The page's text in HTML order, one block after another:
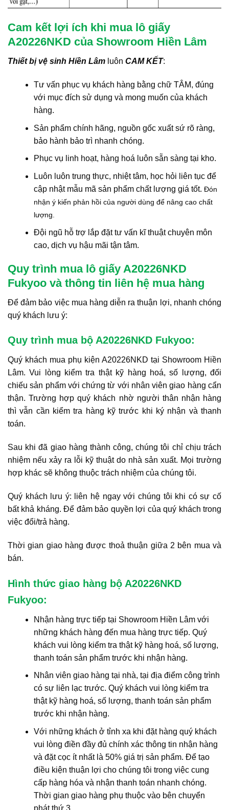
Cam kết lợi ích khi mua lô giấy
A20226NKD của Showroom Hiền Lâm
Thiết bị vệ sinh Hiền Lâm luôn CAM KẾT:
Tư vấn phục vụ khách hàng bằng chữ TÂM, đúng
với mục đích sử dụng và mong muốn của khách
hàng.
Sản phẩm chính hãng, nguồn gốc xuất sứ rõ ràng,
bảo hành bảo trì nhanh chóng.
Phục vụ linh hoạt, hàng hoá luôn sẵn sàng tại kho.
Luôn luôn trung thực, nhiệt tâm, học hỏi liên tục để
cập nhật mẫu mã sản phẩm chất lượng giá tốt. Đón
nhận ý kiến phản hồi của người dùng để nâng cao chất
lượng.
Đội ngũ hỗ trợ lắp đặt tư vấn kĩ thuật chuyên môn
cao, dịch vụ hậu mãi tận tâm.
Quy trình mua lô giấy A20226NKD
Fukyoo và thông tin liên hệ mua hàng
Để đảm bảo việc mua hàng diễn ra thuận lợi, nhanh chóng
quý khách lưu ý:
Quy trình mua bộ A20226NKD Fukyoo:
Quý khách mua phụ kiện A20226NKD tại Showroom Hiền
Lâm. Vui lòng kiểm tra thật kỹ hàng hoá, số lượng, đối
chiếu sản phẩm với chứng từ với nhân viên giao hàng cẩn
thận. Trường hợp quý khách nhờ người thân nhận hàng
thì vẫn cần kiểm tra hàng kỹ trước khi ký nhận và thanh
toán.
Sau khi đã giao hàng thành công, chúng tôi chỉ chịu trách
nhiệm nếu xảy ra lỗi kỹ thuật do nhà sản xuất. Mọi trường
hợp khác sẽ không thuộc trách nhiệm của chúng tôi.
Quý khách lưu ý: liên hệ ngay với chúng tôi khi có sự cố
bất khả kháng. Để đảm bảo quyền lợi của quý khách trong
việc đổi/trả hàng.
Thời gian giao hàng được thoả thuận giữa 2 bên mua và
bán.
Hình thức giao hàng bộ A20226NKD
Fukyoo:
Nhận hàng trực tiếp tại Showroom Hiền Lâm với
những khách hàng đến mua hàng trực tiếp. Quý
khách vui lòng kiểm tra thật kỹ hàng hoá, số lượng,
thanh toán sản phẩm trước khi nhận hàng.
Nhân viên giao hàng tại nhà, tại địa điểm công trình
có sự liên lạc trước. Quý khách vui lòng kiểm tra
thật kỹ hàng hoá, số lượng, thanh toán sản phẩm
trước khi nhận hàng.
Với những khách ở tỉnh xa khi đặt hàng quý khách
vui lòng điền đầy đủ chính xác thông tin nhận hàng
và đặt cọc ít nhất là 50% giá trị sản phẩm. Để tạo
điều kiện thuận lợi cho chúng tôi trong việc cung
cấp hàng hóa và nhận thanh toán nhanh chóng.
Thời gian giao hàng phụ thuộc vào bên chuyển
phát thứ 3.